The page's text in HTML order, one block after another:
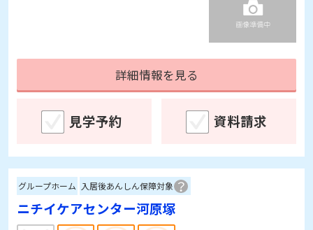
詳細情報を見る
見学予約 資料請求
グループホーム 入居後あんしん保障対象
ニチイケアセンター河原塚